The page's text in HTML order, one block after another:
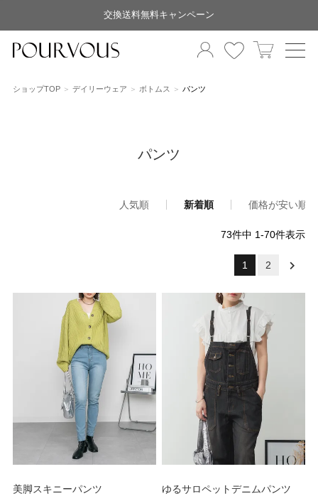
交換送料無料キャンペーン
ショップTOP デイリーウェア ボトムス パンツ
パンツ
人気順 新着順 価格が安い順
73件中 1-70件表示
1 2
美脚スキニーパンツ ゆるサロペットデニムパンツ